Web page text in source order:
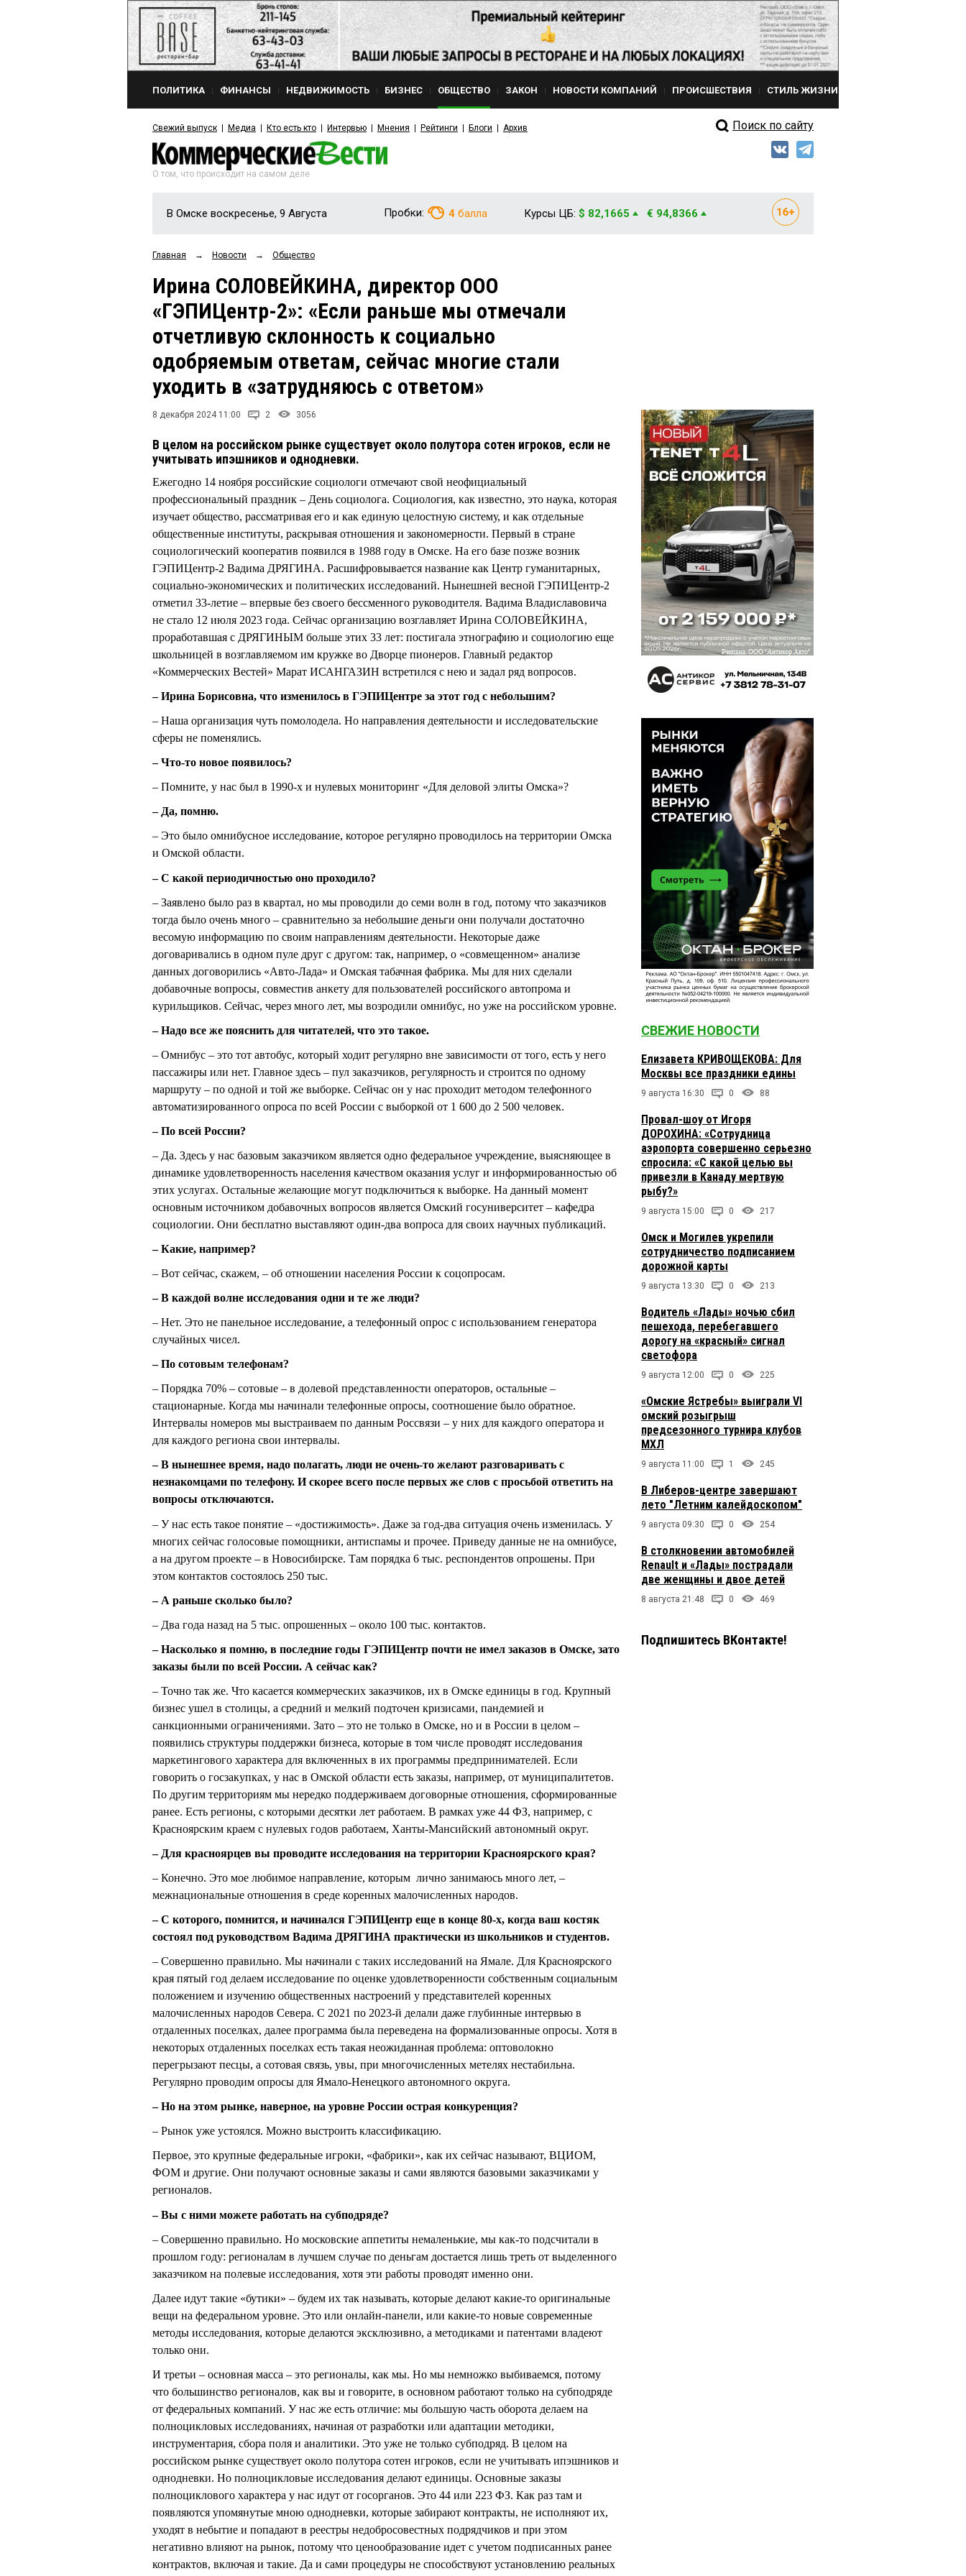
ПОЛИТИКА ФИНАНСЫ НЕДВИЖИМОСТЬ БИЗНЕС ОБЩЕСТВО ЗАКОН НОВОСТИ КОМПАНИЙ ПРОИСШЕСТВИЯ СТИЛЬ ЖИЗНИ
Свежий выпуск Медиа Кто есть кто Интервью Мнения Рейтинги Блоги Архив Поиск по сайту
О том, что происходит на самом деле
В Омске воскресенье, 9 Августа Пробки: 4 балла Курсы ЦБ: $ 82,1665 € 94,8366
Главная → Новости → Общество
Ирина СОЛОВЕЙКИНА, директор ООО
«ГЭПИЦентр-2»: «Если раньше мы отмечали
отчетливую склонность к социально
одобряемым ответам, сейчас многие стали
уходить в «затрудняюсь с ответом»
8 декабря 2024 11:00 2 3056
В целом на российском рынке существует около полутора сотен игроков, если не
учитывать ипэшников и однодневки.
Ежегодно 14 ноября российские социологи отмечают свой неофициальный
профессиональный праздник – День социолога. Социология, как известно, это наука, которая
изучает общество, рассматривая его и как единую целостную систему, и как отдельные
общественные институты, раскрывая отношения и закономерности. Первый в стране
социологический кооператив появился в 1988 году в Омске. На его базе позже возник
ГЭПИЦентр-2 Вадима ДРЯГИНА. Расшифровывается название как Центр гуманитарных,
социально-экономических и политических исследований. Нынешней весной ГЭПИЦентр-2
отметил 33-летие – впервые без своего бессменного руководителя. Вадима Владиславовича
не стало 12 июля 2023 года. Сейчас организацию возглавляет Ирина СОЛОВЕЙКИНА,
проработавшая с ДРЯГИНЫМ больше этих 33 лет: постигала этнографию и социологию еще
школьницей в возглавляемом им кружке во Дворце пионеров. Главный редактор
«Коммерческих Вестей» Марат ИСАНГАЗИН встретился с нею и задал ряд вопросов.
– Ирина Борисовна, что изменилось в ГЭПИЦентре за этот год с небольшим?
– Наша организация чуть помолодела. Но направления деятельности и исследовательские
сферы не поменялись.
– Что-то новое появилось?
– Помните, у нас был в 1990-х и нулевых мониторинг «Для деловой элиты Омска»?
– Да, помню.
– Это было омнибусное исследование, которое регулярно проводилось на территории Омска
и Омской области.
– С какой периодичностью оно проходило?
– Заявлено было раз в квартал, но мы проводили до семи волн в год, потому что заказчиков
тогда было очень много – сравнительно за небольшие деньги они получали достаточно
весомую информацию по своим направлениям деятельности. Некоторые даже
договаривались в одном пуле друг с другом: так, например, о «совмещенном» анализе
данных договорились «Авто-Лада» и Омская табачная фабрика. Мы для них сделали
добавочные вопросы, совместив анкету для пользователей российского автопрома и
курильщиков. Сейчас, через много лет, мы возродили омнибус, но уже на российском уровне.
– Надо все же пояснить для читателей, что это такое.
– Омнибус – это тот автобус, который ходит регулярно вне зависимости от того, есть у него
пассажиры или нет. Главное здесь – пул заказчиков, регулярность и строится по одному
маршруту – по одной и той же выборке. Сейчас он у нас проходит методом телефонного
автоматизированного опроса по всей России с выборкой от 1 600 до 2 500 человек.
– По всей России?
– Да. Здесь у нас базовым заказчиком является одно федеральное учреждение, выясняющее в
динамике удовлетворенность населения качеством оказания услуг и информированностью об
этих услугах. Остальные желающие могут подключиться к выборке. На данный момент
основным источником добавочных вопросов является Омский госуниверситет – кафедра
социологии. Они бесплатно выставляют один-два вопроса для своих научных публикаций.
– Какие, например?
– Вот сейчас, скажем, – об отношении населения России к соцопросам.
– В каждой волне исследования одни и те же люди?
– Нет. Это не панельное исследование, а телефонный опрос с использованием генератора
случайных чисел.
– По сотовым телефонам?
– Порядка 70% – сотовые – в долевой представленности операторов, остальные –
стационарные. Когда мы начинали телефонные опросы, соотношение было обратное.
Интервалы номеров мы выстраиваем по данным Россвязи – у них для каждого оператора и
для каждого региона свои интервалы.
– В нынешнее время, надо полагать, люди не очень-то желают разговаривать с
незнакомцами по телефону. И скорее всего после первых же слов с просьбой ответить на
вопросы отключаются.
– У нас есть такое понятие – «достижимость». Даже за год-два ситуация очень изменилась. У
многих сейчас голосовые помощники, антиспамы и прочее. Приведу данные не на омнибусе,
а на другом проекте – в Новосибирске. Там порядка 6 тыс. респондентов опрошены. При
этом контактов состоялось 250 тыс.
– А раньше сколько было?
– Два года назад на 5 тыс. опрошенных – около 100 тыс. контактов.
– Насколько я помню, в последние годы ГЭПИЦентр почти не имел заказов в Омске, зато
заказы были по всей России. А сейчас как?
– Точно так же. Что касается коммерческих заказчиков, их в Омске единицы в год. Крупный
бизнес ушел в столицы, а средний и мелкий подточен кризисами, пандемией и
санкционными ограничениями. Зато – это не только в Омске, но и в России в целом –
появились структуры поддержки бизнеса, которые в том числе проводят исследования
маркетингового характера для включенных в их программы предпринимателей. Если
говорить о госзакупках, у нас в Омской области есть заказы, например, от муниципалитетов.
По другим территориям мы нередко поддерживаем договорные отношения, сформированные
ранее. Есть регионы, с которыми десятки лет работаем. В рамках уже 44 ФЗ, например, с
Красноярским краем с нулевых годов работаем, Ханты-Мансийский автономный округ.
– Для красноярцев вы проводите исследования на территории Красноярского края?
– Конечно. Это мое любимое направление, которым лично занимаюсь много лет, –
межнациональные отношения в среде коренных малочисленных народов.
– С которого, помнится, и начинался ГЭПИЦентр еще в конце 80-х, когда ваш костяк
состоял под руководством Вадима ДРЯГИНА практически из школьников и студентов.
– Совершенно правильно. Мы начинали с таких исследований на Ямале. Для Красноярского
края пятый год делаем исследование по оценке удовлетворенности собственным социальным
положением и изучению общественных настроений у представителей коренных
малочисленных народов Севера. С 2021 по 2023-й делали даже глубинные интервью в
отдаленных поселках, далее программа была переведена на формализованные опросы. Хотя в
некоторых отдаленных поселках есть такая неожиданная проблема: оптоволокно
перегрызают песцы, а сотовая связь, увы, при многочисленных метелях нестабильна.
Регулярно проводим опросы для Ямало-Ненецкого автономного округа.
– Но на этом рынке, наверное, на уровне России острая конкуренция?
– Рынок уже устоялся. Можно выстроить классификацию.
Первое, это крупные федеральные игроки, «фабрики», как их сейчас называют, ВЦИОМ,
ФОМ и другие. Они получают основные заказы и сами являются базовыми заказчиками у
регионалов.
– Вы с ними можете работать на субподряде?
– Совершенно правильно. Но московские аппетиты немаленькие, мы как-то подсчитали в
прошлом году: регионалам в лучшем случае по деньгам достается лишь треть от выделенного
заказчиком на полевые исследования, хотя эти работы проводят именно они.
Далее идут такие «бутики» – будем их так называть, которые делают какие-то оригинальные
вещи на федеральном уровне. Это или онлайн-панели, или какие-то новые современные
методы исследования, которые делаются эксклюзивно, а методиками и патентами владеют
только они.
И третьи – основная масса – это регионалы, как мы. Но мы немножко выбиваемся, потому
что большинство регионалов, как вы и говорите, в основном работают только на субподряде
от федеральных компаний. У нас же есть отличие: мы большую часть оборота делаем на
полноцикловых исследованиях, начиная от разработки или адаптации методики,
инструментария, сбора поля и аналитики. Это уже не только субподряд. В целом на
российском рынке существует около полутора сотен игроков, если не учитывать ипэшников и
однодневки. Но полноцикловые исследования делают единицы. Основные заказы
полноциклового характера у нас идут от госорганов. Это 44 или 223 ФЗ. Как раз там и
появляются упомянутые мною однодневки, которые забирают контракты, не исполняют их,
уходят в небытие и попадают в реестры недобросовестных подрядчиков и при этом
негативно влияют на рынок, потому что ценообразование идет с учетом подписанных ранее
контрактов, включая и такие. Да и сами процедуры не способствуют установлению реальных
СВЕЖИЕ НОВОСТИ
Елизавета КРИВОЩЕКОВА: Для
Москвы все праздники едины
9 августа 16:30 0 88
Провал-шоу от Игоря
ДОРОХИНА: «Сотрудница
аэропорта совершенно серьезно
спросила: «С какой целью вы
привезли в Канаду мертвую
рыбу?»
9 августа 15:00 0 217
Омск и Могилев укрепили
сотрудничество подписанием
дорожной карты
9 августа 13:30 0 213
Водитель «Лады» ночью сбил
пешехода, перебегавшего
дорогу на «красный» сигнал
светофора
9 августа 12:00 0 225
«Омские Ястребы» выиграли VI
омский розыгрыш
предсезонного турнира клубов
МХЛ
9 августа 11:00 1 245
В Либеров-центре завершают
лето "Летним калейдоскопом"
9 августа 09:30 0 254
В столкновении автомобилей
Renault и «Лады» пострадали
две женщины и двое детей
8 августа 21:48 0 469
Подпишитесь ВКонтакте!